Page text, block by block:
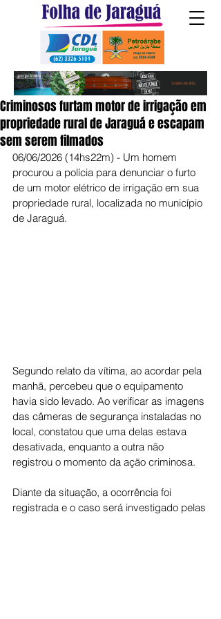
Criminosos furtam motor de irrigação em
propriedade rural de Jaraguá e escapam
sem serem filmados
06/06/2026 (14hs22m) - Um homem
procurou a polícia para denunciar o furto
de um motor elétrico de irrigação em sua
propriedade rural, localizada no município
de Jaraguá.
Segundo relato da vítima, ao acordar pela
manhã, percebeu que o equipamento
havia sido levado. Ao verificar as imagens
das câmeras de segurança instaladas no
local, constatou que uma delas estava
desativada, enquanto a outra não
registrou o momento da ação criminosa.
Diante da situação, a ocorrência foi
registrada e o caso será investigado pelas